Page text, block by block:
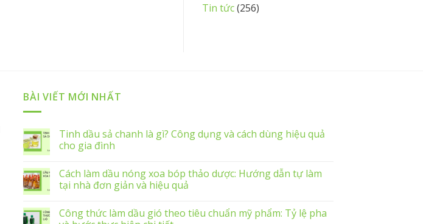
Tin tức(256)
BÀI VIẾT MỚI NHẤT
Tinh dầu sả chanh là gì? Công dụng và cách dùng hiệu quả
cho gia đình
Cách làm dầu nóng xoa bóp thảo dược: Hướng dẫn tự làm
tại nhà đơn giản và hiệu quả
Công thức làm dầu gió theo tiêu chuẩn mỹ phẩm: Tỷ lệ pha